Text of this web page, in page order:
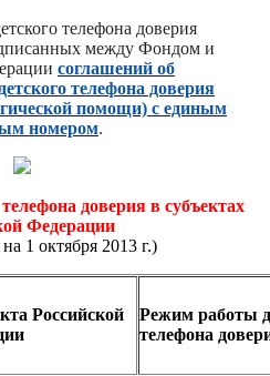
телефона доверия
между Фондом и
соглашений об
телефона доверия
помощи) с единым
номером.
доверия в субъектах
Федерации
1 октября 2013 г.)
Российской
Режим работы
телефона